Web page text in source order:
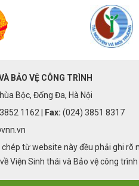
BẢO VỆ CÔNG TRÌNH
Bộc, Đống Đa, Hà Nội
1162 | Fax: (024) 3851 8317
từ website này đều phải ghi rõ
Viện Sinh thái và Bảo vệ công trình